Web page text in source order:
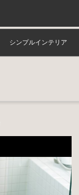
シンプルインテリア